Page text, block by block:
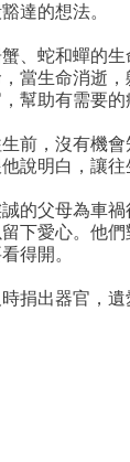
達的想法。
蛇和蟬的生
當生命消逝
幫助有需要
，沒有機會
說明白，讓
父母為車禍
下愛心。他
得開。
出器官，遺